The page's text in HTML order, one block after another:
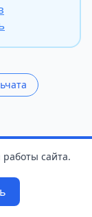
сайта.